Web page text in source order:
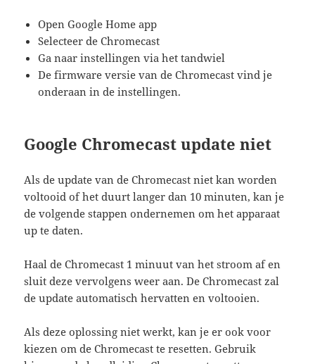
Open Google Home app
Selecteer de Chromecast
Ga naar instellingen via het tandwiel
De firmware versie van de Chromecast vind je
onderaan in de instellingen.
Google Chromecast update niet
Als de update van de Chromecast niet kan worden
voltooid of het duurt langer dan 10 minuten, kan je
de volgende stappen ondernemen om het apparaat
up te daten.
Haal de Chromecast 1 minuut van het stroom af en
sluit deze vervolgens weer aan. De Chromecast zal
de update automatisch hervatten en voltooien.
Als deze oplossing niet werkt, kan je er ook voor
kiezen om de Chromecast te resetten. Gebruik